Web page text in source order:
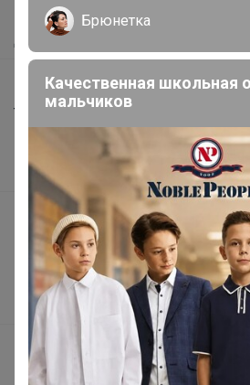
Как получить?
Доставка
Шоурумы
Торговые марки
Наша команда
В наличии
Подарочные сертификаты
Реклама на сайте
Поставщикам
Вакансии
support@24-ok.ru
Написать в поддержку
Брюнетка
Качественная школьная
мальчиков